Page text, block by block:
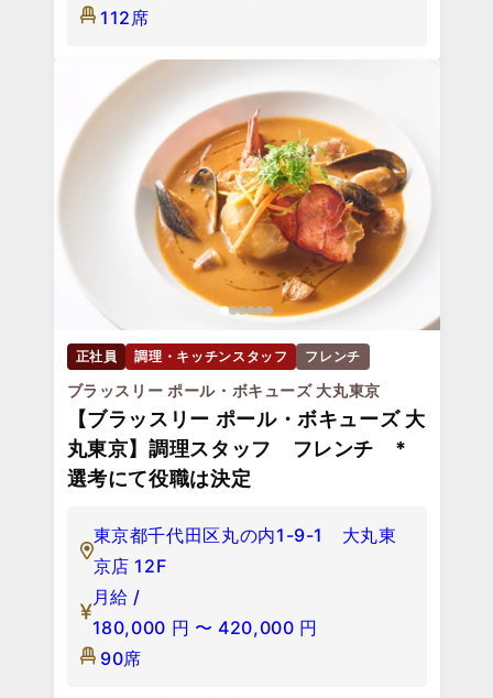
112席
正社員 調理・キッチンスタッフ フレンチ
ブラッスリー ポール・ボキューズ 大丸東京
【ブラッスリー ポール・ボキューズ 大
丸東京】調理スタッフ フレンチ *
選考にて役職は決定
東京都千代田区丸の内1-9-1 大丸東
京店 12F
月給 /
180,000 円 〜 420,000 円
90席